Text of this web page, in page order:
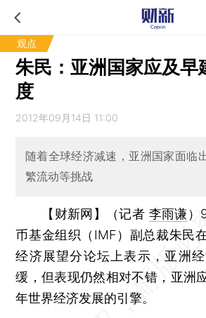
观点
朱民：亚洲国家应及早
度
2012年09月14日 11:00
随着全球经济减速，亚洲国家面临
繁流动等挑战
【财新网】（记者 李雨谦）
币基金组织（IMF）副总裁朱民
经济展望分论坛上表示，亚洲
缓，但表现仍然相对不错，亚洲
年世界经济发展的引擎。